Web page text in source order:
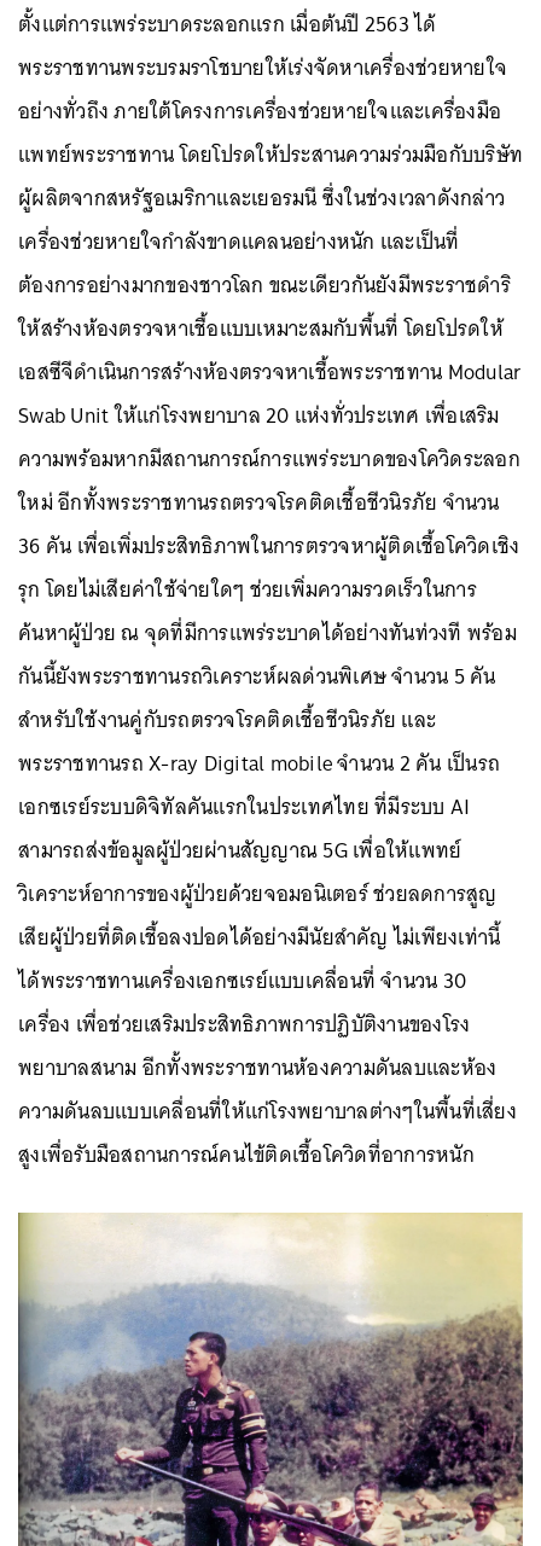
ตั้งแต่การแพร่ระบาดระลอกแรก เมื่อต้นปี 2563 ได้
พระราชทานพระบรมราโชบายให้เร่งจัดหาเครื่องช่วยหายใจ
อย่างทั่วถึง ภายใต้โครงการเครื่องช่วยหายใจและเครื่องมือ
แพทย์พระราชทาน โดยโปรดให้ประสานความร่วมมือกับบริษัท
ผู้ผลิตจากสหรัฐอเมริกาและเยอรมนี ซึ่งในช่วงเวลาดังกล่าว
เครื่องช่วยหายใจกำลังขาดแคลนอย่างหนัก และเป็นที่
ต้องการอย่างมากของชาวโลก ขณะเดียวกันยังมีพระราชดำริ
ให้สร้างห้องตรวจหาเชื้อแบบเหมาะสมกับพื้นที่ โดยโปรดให้
เอสซีจีดำเนินการสร้างห้องตรวจหาเชื้อพระราชทาน Modular
Swab Unit ให้แก่โรงพยาบาล 20 แห่งทั่วประเทศ เพื่อเสริม
ความพร้อมหากมีสถานการณ์การแพร่ระบาดของโควิดระลอก
ใหม่ อีกทั้งพระราชทานรถตรวจโรคติดเชื้อชีวนิรภัย จำนวน
36 คัน เพื่อเพิ่มประสิทธิภาพในการตรวจหาผู้ติดเชื้อโควิดเชิง
รุก โดยไม่เสียค่าใช้จ่ายใดๆ ช่วยเพิ่มความรวดเร็วในการ
ค้นหาผู้ป่วย ณ จุดที่มีการแพร่ระบาดได้อย่างทันท่วงที พร้อม
กันนี้ยังพระราชทานรถวิเคราะห์ผลด่วนพิเศษ จำนวน 5 คัน
สำหรับใช้งานคู่กับรถตรวจโรคติดเชื้อชีวนิรภัย และ
พระราชทานรถ X-ray Digital mobile จำนวน 2 คัน เป็นรถ
เอกซเรย์ระบบดิจิทัลคันแรกในประเทศไทย ที่มีระบบ AI
สามารถส่งข้อมูลผู้ป่วยผ่านสัญญาณ 5G เพื่อให้แพทย์
วิเคราะห์อาการของผู้ป่วยด้วยจอมอนิเตอร์ ช่วยลดการสูญ
เสียผู้ป่วยที่ติดเชื้อลงปอดได้อย่างมีนัยสำคัญ ไม่เพียงเท่านี้
ได้พระราชทานเครื่องเอกซเรย์แบบเคลื่อนที่ จำนวน 30
เครื่อง เพื่อช่วยเสริมประสิทธิภาพการปฏิบัติงานของโรง
พยาบาลสนาม อีกทั้งพระราชทานห้องความดันลบและห้อง
ความดันลบแบบเคลื่อนที่ให้แก่โรงพยาบาลต่างๆในพื้นที่เสี่ยง
สูงเพื่อรับมือสถานการณ์คนไข้ติดเชื้อโควิดที่อาการหนัก